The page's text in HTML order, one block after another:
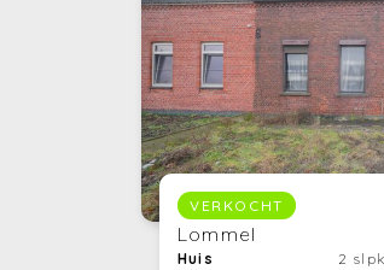
VERKOCHT
Lommel
Huis 2